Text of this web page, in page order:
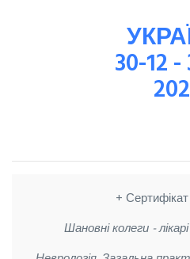
30-12 -
+
Шановні колеги -